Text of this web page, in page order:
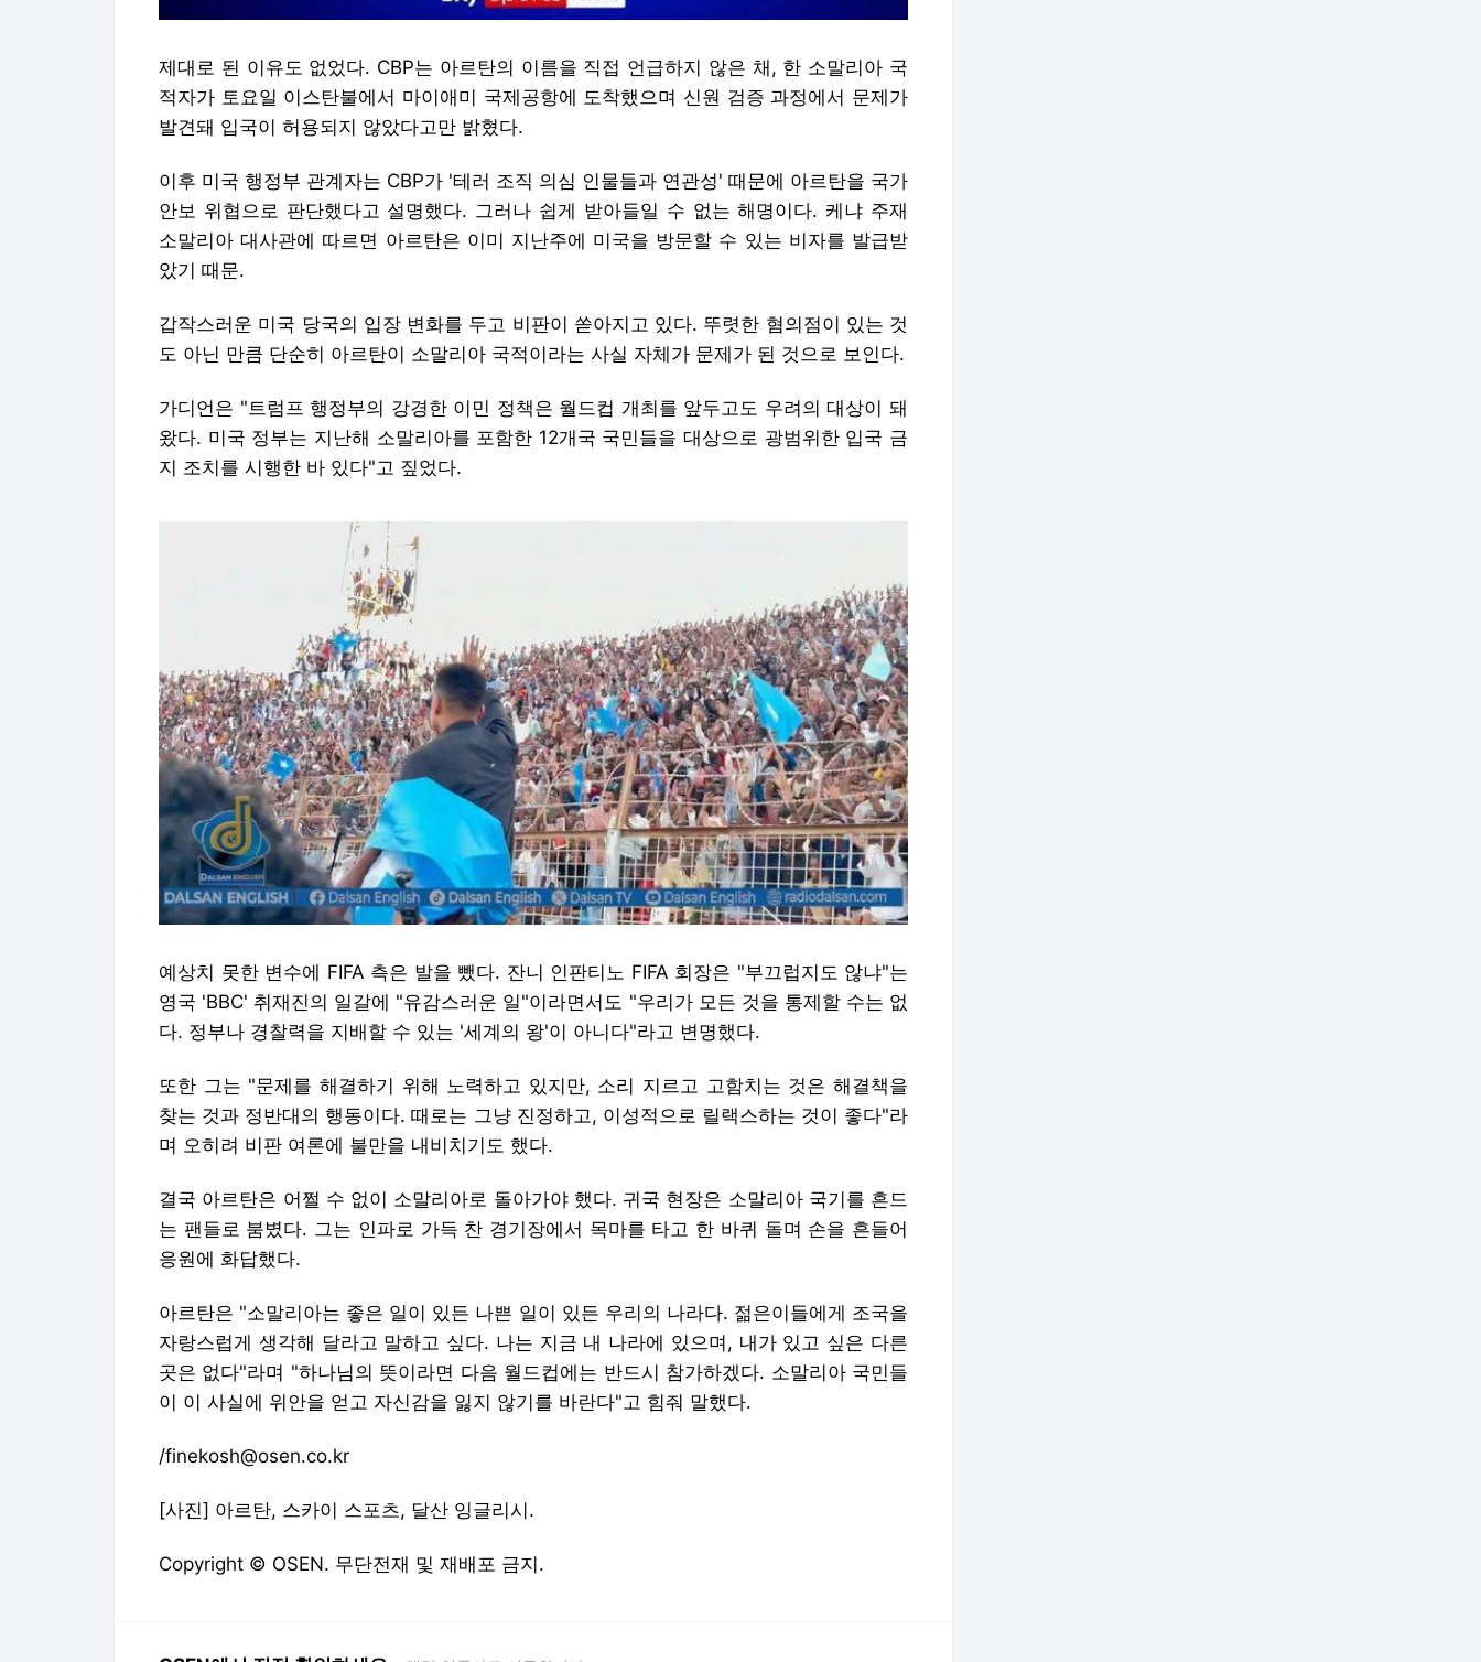
제대로 된 이유도 없었다. CBP는 아르탄의 이름을 직접 언급하지 않은 채, 한 소말리아 국
적자가 토요일 이스탄불에서 마이애미 국제공항에 도착했으며 신원 검증 과정에서 문제가
발견돼 입국이 허용되지 않았다고만 밝혔다.
이후 미국 행정부 관계자는 CBP가 '테러 조직 의심 인물들과 연관성' 때문에 아르탄을 국가
안보 위협으로 판단했다고 설명했다. 그러나 쉽게 받아들일 수 없는 해명이다. 케냐 주재
소말리아 대사관에 따르면 아르탄은 이미 지난주에 미국을 방문할 수 있는 비자를 발급받
았기 때문.
갑작스러운 미국 당국의 입장 변화를 두고 비판이 쏟아지고 있다. 뚜렷한 혐의점이 있는 것
도 아닌 만큼 단순히 아르탄이 소말리아 국적이라는 사실 자체가 문제가 된 것으로 보인다.
가디언은 "트럼프 행정부의 강경한 이민 정책은 월드컵 개최를 앞두고도 우려의 대상이 돼
왔다. 미국 정부는 지난해 소말리아를 포함한 12개국 국민들을 대상으로 광범위한 입국 금
지 조치를 시행한 바 있다"고 짚었다.
예상치 못한 변수에 FIFA 측은 발을 뺐다. 잔니 인판티노 FIFA 회장은 "부끄럽지도 않냐"는
영국 'BBC' 취재진의 일갈에 "유감스러운 일"이라면서도 "우리가 모든 것을 통제할 수는 없
다. 정부나 경찰력을 지배할 수 있는 '세계의 왕'이 아니다"라고 변명했다.
또한 그는 "문제를 해결하기 위해 노력하고 있지만, 소리 지르고 고함치는 것은 해결책을
찾는 것과 정반대의 행동이다. 때로는 그냥 진정하고, 이성적으로 릴랙스하는 것이 좋다"라
며 오히려 비판 여론에 불만을 내비치기도 했다.
결국 아르탄은 어쩔 수 없이 소말리아로 돌아가야 했다. 귀국 현장은 소말리아 국기를 흔드
는 팬들로 붐볐다. 그는 인파로 가득 찬 경기장에서 목마를 타고 한 바퀴 돌며 손을 흔들어
응원에 화답했다.
아르탄은 "소말리아는 좋은 일이 있든 나쁜 일이 있든 우리의 나라다. 젊은이들에게 조국을
자랑스럽게 생각해 달라고 말하고 싶다. 나는 지금 내 나라에 있으며, 내가 있고 싶은 다른
곳은 없다"라며 "하나님의 뜻이라면 다음 월드컵에는 반드시 참가하겠다. 소말리아 국민들
이 이 사실에 위안을 얻고 자신감을 잃지 않기를 바란다"고 힘줘 말했다.
/finekosh@osen.co.kr
[사진] 아르탄, 스카이 스포츠, 달산 잉글리시.
Copyright © OSEN. 무단전재 및 재배포 금지.